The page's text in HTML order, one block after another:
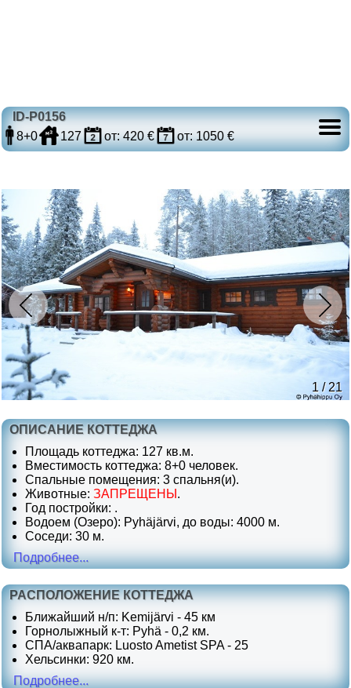
ID-P0156
8+0
127 от: 420 € от: 1050 €
1 / 21
ОПИСАНИЕ КОТТЕДЖА
Площадь коттеджа: 127 кв.м.
Вместимость коттеджа: 8+0 человек.
Спальные помещения: 3 спальня(и).
Животные: ЗАПРЕЩЕНЫ .
Год постройки: .
Водоем (Озеро): Pyhäjärvi, до воды: 4000 м.
Соседи: 30 м.
Подробнее...
РАСПОЛОЖЕНИЕ КОТТЕДЖА
Ближайший н/п: Kemijärvi - 45 км
Горнолыжный к-т: Pyhä - 0,2 км.
СПА/аквапарк: Luosto Ametist SPA - 25
Хельсинки: 920 км.
Подробнее...